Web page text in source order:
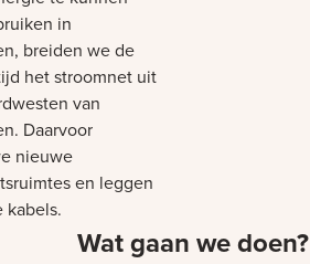
in
breiden we de
het stroomnet uit
van
Daarvoor
nieuwe
en leggen
kabels.
Wat gaan we doen?